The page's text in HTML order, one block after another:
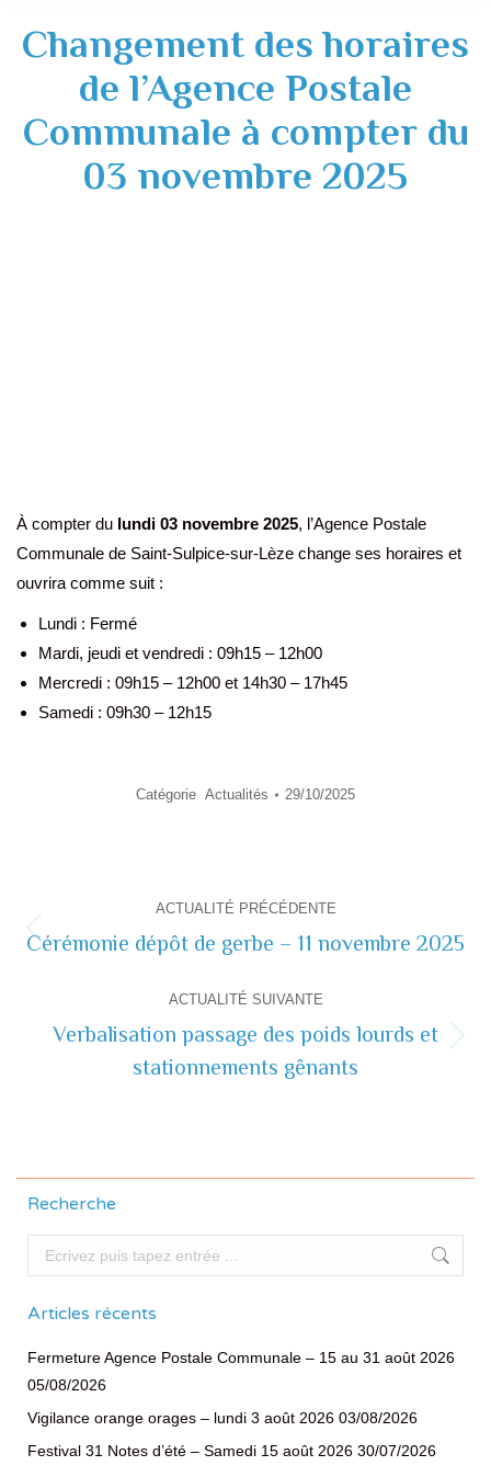
Changement des horaires
de l’Agence Postale
Communale à compter du
03 novembre 2025
À compter du lundi 03 novembre 2025, l’Agence Postale
Communale de Saint-Sulpice-sur-Lèze change ses horaires et
ouvrira comme suit :
Lundi : Fermé
Mardi, jeudi et vendredi : 09h15 – 12h00
Mercredi : 09h15 – 12h00 et 14h30 – 17h45
Samedi : 09h30 – 12h15
Catégorie Actualités 29/10/2025
de
commentaire
ACTUALITÉ PRÉCÉDENTE
Actualité
Cérémonie dépôt de gerbe – 11 novembre 2025
ACTUALITÉ SUIVANTE
Actualité
suivante
Verbalisation passage des poids lourds et
stationnements gênants
Recherche
Recherche
Articles récents
Fermeture Agence Postale Communale – 15 au 31 août 2026
05/08/2026
Vigilance orange orages – lundi 3 août 2026 03/08/2026
Festival 31 Notes d’été – Samedi 15 août 2026 30/07/2026